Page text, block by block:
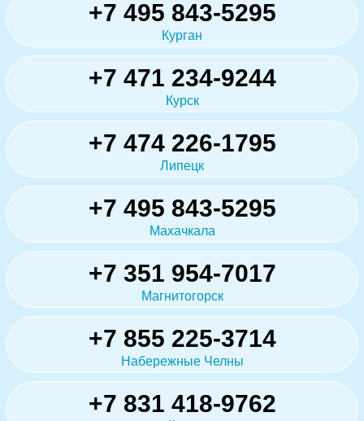
+7 495 843-5295
Курган
+7 471 234-9244
Курск
+7 474 226-1795
Липецк
+7 495 843-5295
Махачкала
+7 351 954-7017
Магнитогорск
+7 855 225-3714
Набережные Челны
+7 831 418-9762